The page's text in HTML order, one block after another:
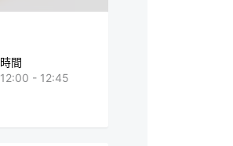
時間
12:00 - 12:45